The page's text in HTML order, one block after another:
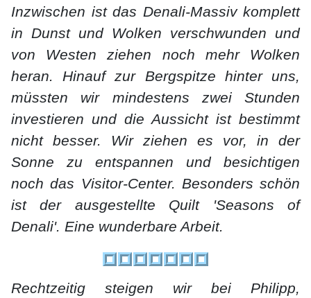
Inzwischen ist das Denali-Massiv komplett
in Dunst und Wolken verschwunden und
von Westen ziehen noch mehr Wolken
heran. Hinauf zur Bergspitze hinter uns,
müssten wir mindestens zwei Stunden
investieren und die Aussicht ist bestimmt
nicht besser. Wir ziehen es vor, in der
Sonne zu entspannen und besichtigen
noch das Visitor-Center. Besonders schön
ist der ausgestellte Quilt 'Seasons of
Denali'. Eine wunderbare Arbeit.
Rechtzeitig steigen wir bei Philipp,